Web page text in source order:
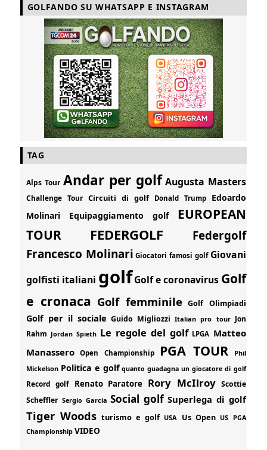
GOLFANDO SU WHATSAPP E INSTAGRAM
TAG
Alps Tour Andar per golf Augusta Masters
Challenge Tour Circuiti di golf Donald Trump
Edoardo
Molinari
Equipaggiamento golf
EUROPEAN
TOUR
FEDERGOLF Federgolf
Francesco Molinari Giocatori famosi golf Giovani
golfisti italiani golf Golf e coronavirus Golf
e cronaca Golf femminile Golf Olimpiadi
Golf per il sociale Guido Migliozzi Italian pro tour Jon
Rahm Jordan Spieth Le regole del golf LPGA Matteo
Manassero
Open Championship PGA TOUR
Phil
Mickelson Politica e golf quanto guadagna un giocatore di golf
Record golf Renato Paratore Rory McIlroy Scottie
Scheffler Sergio Garcia Social golf Superlega di golf
Tiger Woods turismo e golf USA Us Open US PGA
Championship VIDEO